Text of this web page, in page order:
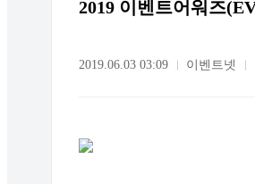
2019 이벤트어워즈
2019.06.03 03:09 이벤트넷